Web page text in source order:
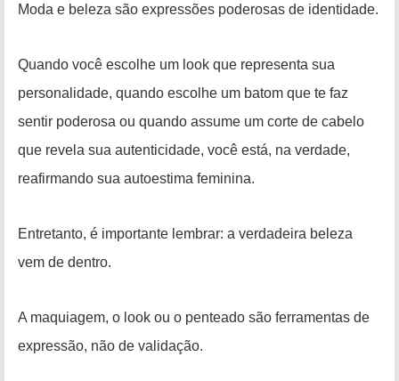
Moda e beleza são expressões poderosas de identidade.
Quando você escolhe um look que representa sua
personalidade, quando escolhe um batom que te faz
sentir poderosa ou quando assume um corte de cabelo
que revela sua autenticidade, você está, na verdade,
reafirmando sua autoestima feminina.
Entretanto, é importante lembrar: a verdadeira beleza
vem de dentro.
A maquiagem, o look ou o penteado são ferramentas de
expressão, não de validação.